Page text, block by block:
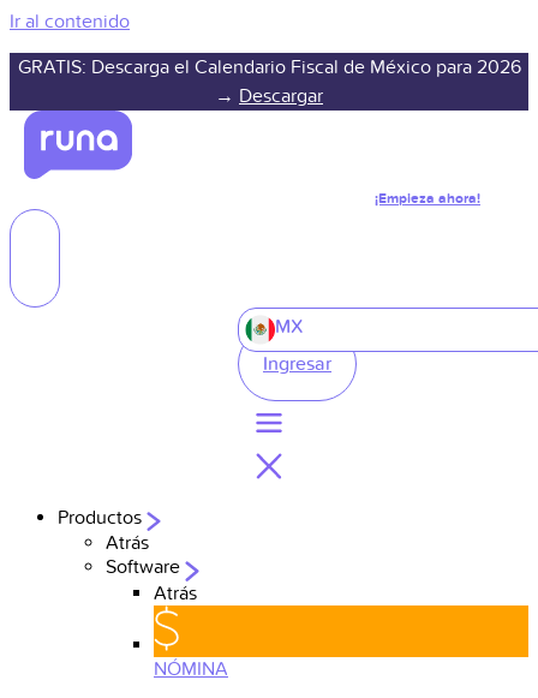
Ir al contenido
GRATIS: Descarga el Calendario Fiscal de México para 2026
→ Descargar
¡Empieza ahora!
MX
Ingresar
Productos
Atrás
Software
Atrás
NÓMINA